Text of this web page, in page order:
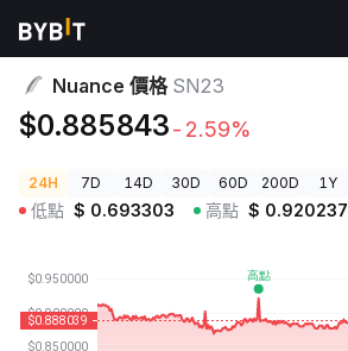
加密貨幣價格
Nuance 價格 SN23
$0.885843-2.59%
24H 7D 14D 30D 60D 200D 1Y
低點 $ 0.693303 高點 $ 0.920237